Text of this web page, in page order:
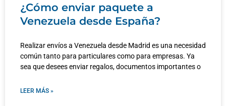
¿Cómo enviar paquete a
Venezuela desde España?
Realizar envíos a Venezuela desde Madrid es una necesidad
común tanto para particulares como para empresas. Ya
sea que desees enviar regalos, documentos importantes o
LEER MÁS »